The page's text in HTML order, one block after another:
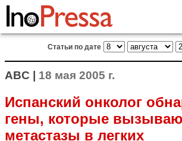
Статьи по дате
ABC | 18 мая 2005 г.
Испанский онколог
гены, которые
метастазы в легких